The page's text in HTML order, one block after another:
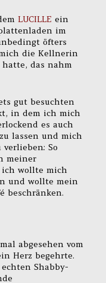
LUCILLE ein
im
öfters
die Kellnerin
das nahm
gut besuchten
in dem ich mich
es auch
lassen und mich
So
meiner
ich wollte mich
und wollte mein
beschränken.
abgesehen vom
Herz begehrte.
Shabby-